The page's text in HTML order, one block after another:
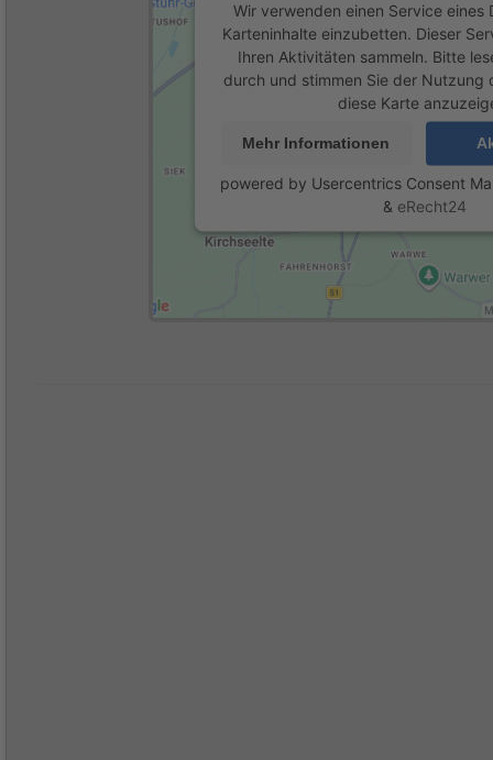
Wir verwenden einen Service eines
Karteninhalte einzubetten. Dieser
Ihren Aktivitäten sammeln. Bitte
durch und stimmen Sie der Nutzung
diese Karte
Mehr Informationen
powered by Usercentrics Consent
& eRecht24